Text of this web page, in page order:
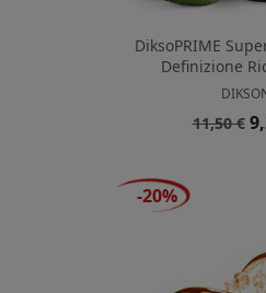
DiksoPRIME
Definizione
Prezzo
11,50 €
-20%